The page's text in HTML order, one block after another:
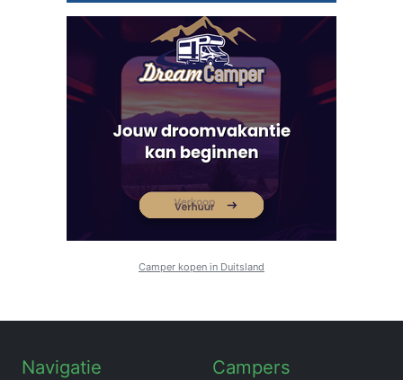
Camper kopen in Duitsland
Navigatie Campers